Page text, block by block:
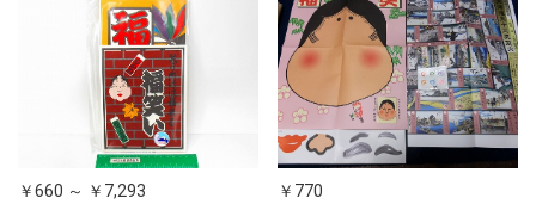
￥660 ～ ￥7,293
￥770